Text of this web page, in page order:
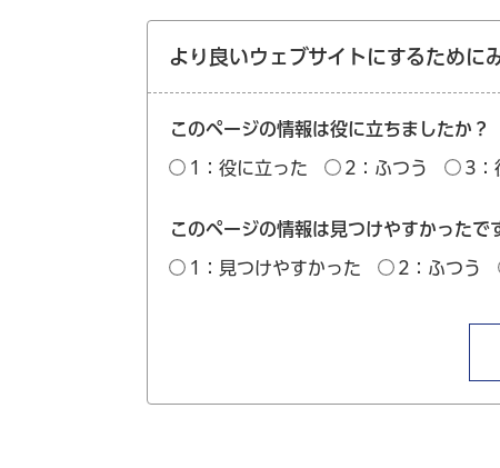
より良いウェブサイトにするために
このページの情報は役に立ちましたか？
1：役に立った 2：ふつう 3：
このページの情報は見つけやすかったで
1：見つけやすかった 2：ふつう